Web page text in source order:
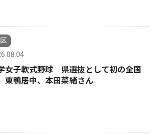
女子軟式野球 県選抜として初の全国
鴨居中、本田菜緒さん